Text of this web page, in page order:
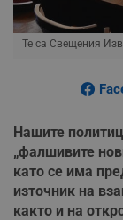
Те са Свещения
Нашите
„фалшивите
като се има
източник на
както и на